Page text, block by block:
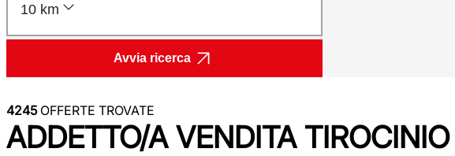
10 km
Avvia ricerca
4245OFFERTE TROVATE
ADDETTO/A VENDITA TIROCINIO